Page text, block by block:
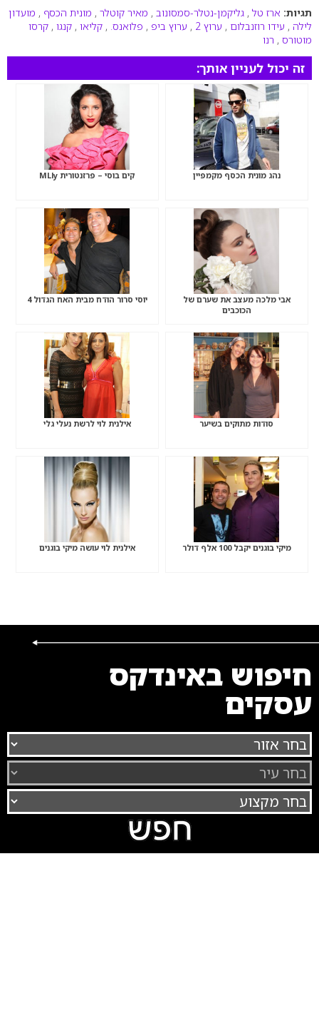
תגיות: ארז טל , גליקמן-נטלר-סמסונוב , מאיר קוטלר , מונית הכסף , מועדון
לילה , עידו רוזנבלום , ערוץ 2 , ערוץ ביפ , פלואנס. , קליאו , קנגו , קרסו
מוטורס , רנו
זה יכול לעניין אותך:
נהג מונית הכסף מקמפיין קים בוסי – פרזנטורית MLly
אבי מלכה מעצב את שערם של
הכוכבים
יוסי סרור הודח מבית האח הגדול 4
סודות מתוקים בשיער אילנית לוי לרשת נעלי גלי
מיקי בוגנים יקבל 100 אלף דולר אילנית לוי עושה מיקי בוגנים
חיפוש באינדקס
עסקים